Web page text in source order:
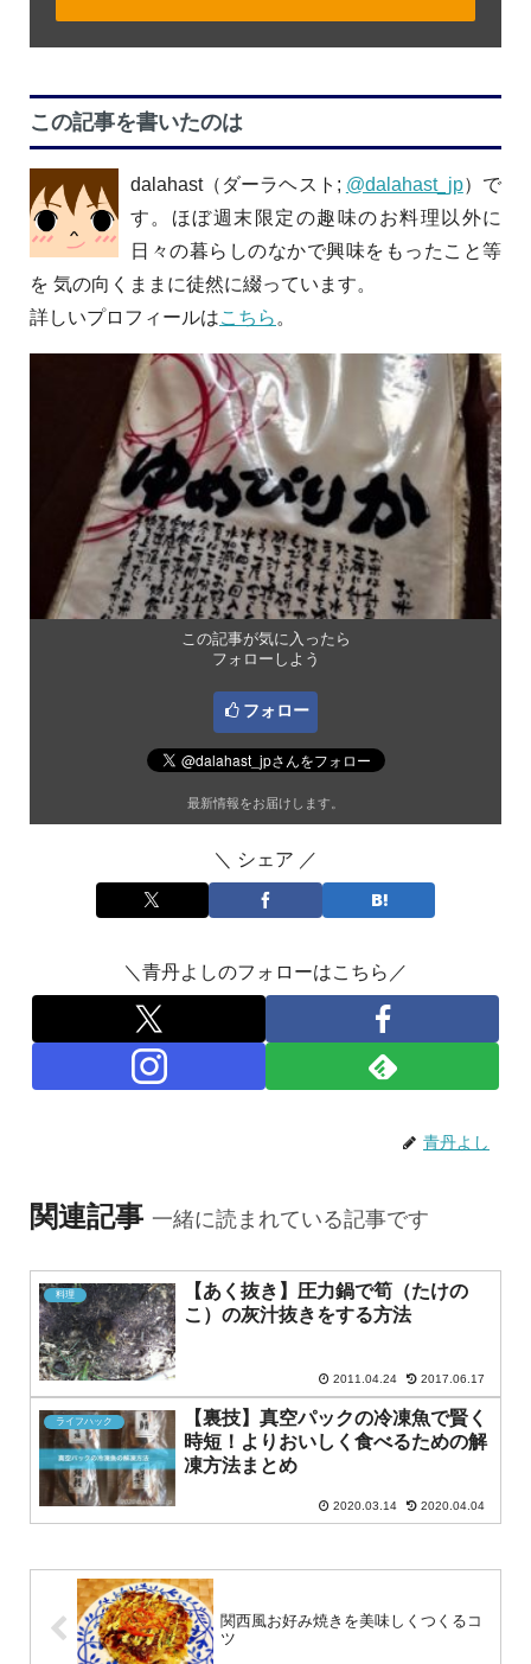
この記事を書いたのは
dalahast（ダーラヘスト; @dalahast_jp）で
す。ほぼ週末限定の趣味のお料理以外に
日々の暮らしのなかで興味をもったこと等
を 気の向くままに徒然に綴っています。
詳しいプロフィールはこちら 。
この記事が気に入ったら
フォローしよう
フォロー
最新情報をお届けします。
＼ シェア ／
＼青丹よしのフォローはこちら／
青丹よし
関連記事 一緒に読まれている記事です
料理
【あく抜き】圧力鍋で筍（たけの
こ）の灰汁抜きをする方法
2011.04.24 2017.06.17
ライフハック
【裏技】真空パックの冷凍魚で賢く
時短！よりおいしく食べるための解
凍方法まとめ
2020.03.14 2020.04.04
関西風お好み焼きを美味しくつくるコ
ツ